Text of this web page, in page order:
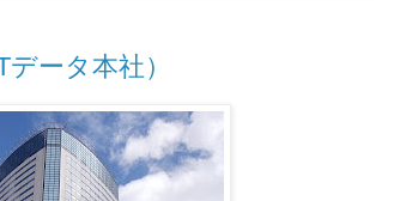
ータ本社）